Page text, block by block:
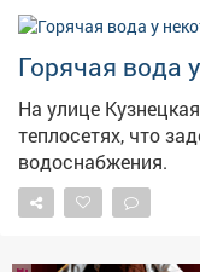
Горячая вода
На улице
теплосетях, что
водоснабжения.